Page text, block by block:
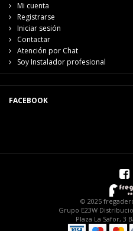
Mi cuenta
Registrarse
Iniciar sesión
Contactar
Atención por Chat
Soy Instalador profesional
FACEBOOK
© 2025
Grupo E23W
Plaza La Safor, 3